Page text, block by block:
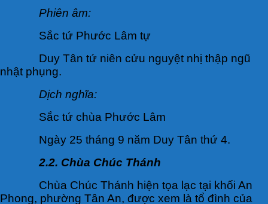
Phiên âm:
Sắc tứ Phước Lâm tự
Duy Tân tứ niên cửu nguyệt nhị thập ngũ
nhật phụng.
Dịch nghĩa:
Sắc tứ chùa Phước Lâm
Ngày 25 tháng 9 năm Duy Tân thứ 4.
2.2. Chùa Chúc Thánh
Chùa Chúc Thánh hiện tọa lạc tại khối An
Phong, phường Tân An, được xem là tổ đình của